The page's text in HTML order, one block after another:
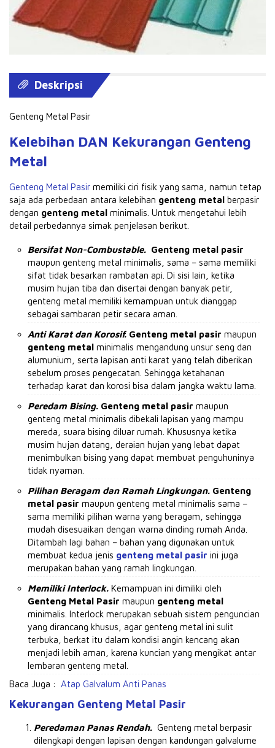
Deskripsi
Genteng Metal Pasir
Kelebihan DAN Kekurangan Genteng
Metal
Genteng Metal Pasir memiliki ciri fisik yang sama, namun tetap
saja ada perbedaan antara kelebihan genteng metal berpasir
dengan genteng metal minimalis. Untuk mengetahui lebih
detail perbedannya simak penjelasan berikut.
Bersifat Non-Combustable. Genteng metal pasir
maupun genteng metal minimalis, sama – sama memiliki
sifat tidak besarkan rambatan api. Di sisi lain, ketika
musim hujan tiba dan disertai dengan banyak petir,
genteng metal memiliki kemampuan untuk dianggap
sebagai sambaran petir secara aman.
Anti Karat dan Korosif. Genteng metal pasir maupun
genteng metal minimalis mengandung unsur seng dan
alumunium, serta lapisan anti karat yang telah diberikan
sebelum proses pengecatan. Sehingga ketahanan
terhadap karat dan korosi bisa dalam jangka waktu lama.
Peredam Bising. Genteng metal pasir maupun
genteng metal minimalis dibekali lapisan yang mampu
mereda, suara bising diluar rumah. Khususnya ketika
musim hujan datang, deraian hujan yang lebat dapat
menimbulkan bising yang dapat membuat penguhuninya
tidak nyaman.
Pilihan Beragam dan Ramah Lingkungan. Genteng
metal pasir maupun genteng metal minimalis sama –
sama memiliki pilihan warna yang beragam, sehingga
mudah disesuaikan dengan warna dinding rumah Anda.
Ditambah lagi bahan – bahan yang digunakan untuk
membuat kedua jenis genteng metal pasir ini juga
merupakan bahan yang ramah lingkungan.
Memiliki Interlock. Kemampuan ini dimiliki oleh
Genteng Metal Pasir maupun genteng metal
minimalis. Interlock merupakan sebuah sistem penguncian
yang dirancang khusus, agar genteng metal ini sulit
terbuka, berkat itu dalam kondisi angin kencang akan
menjadi lebih aman, karena kuncian yang mengikat antar
lembaran genteng metal.
Baca Juga : Atap Galvalum Anti Panas
Kekurangan Genteng Metal Pasir
Peredaman Panas Rendah. Genteng metal berpasir
dilengkapi dengan lapisan dengan kandungan galvalume